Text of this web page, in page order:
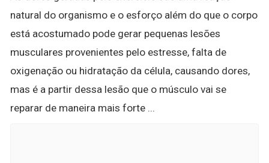
natural do organismo e o esforço além do que o corpo
está acostumado pode gerar pequenas lesões
musculares provenientes pelo estresse, falta de
oxigenação ou hidratação da célula, causando dores,
mas é a partir dessa lesão que o músculo vai se
reparar de maneira mais forte ...